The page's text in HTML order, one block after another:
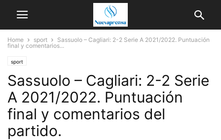
Home sport
Sassuolo – Cagliari: 2-2 Serie A 2021/2022. Puntuación
final y comentarios...
sport
Sassuolo – Cagliari: 2-2 Serie
A 2021/2022. Puntuación
final y comentarios del
partido.